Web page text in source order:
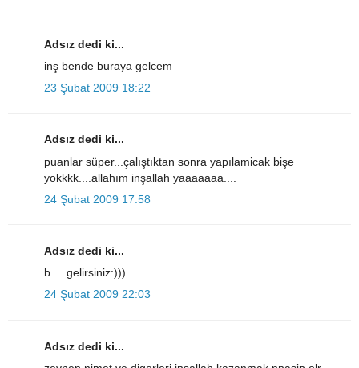
Adsız dedi ki...
inş bende buraya gelcem
23 Şubat 2009 18:22
Adsız dedi ki...
puanlar süper...çalıştıktan sonra yapılamicak bişe
yokkkk....allahım inşallah yaaaaaaa....
24 Şubat 2009 17:58
Adsız dedi ki...
b.....gelirsiniz:)))
24 Şubat 2009 22:03
Adsız dedi ki...